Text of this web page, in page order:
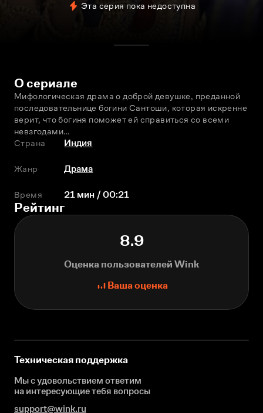
Эта серия пока недоступна
О сериале
Мифологическая драма о доброй девушке, преданной
последовательнице богини Сантоши, которая искренне
верит, что богиня поможет ей справиться со всеми
невзгодами…
Страна
Индия
Жанр Драма
Время 21 мин / 00:21
Рейтинг
8.9
Оценка пользователей Wink
Ваша оценка
Техническая поддержка
Мы с удовольствием ответим
на интересующиетебя вопросы
support@wink.ru